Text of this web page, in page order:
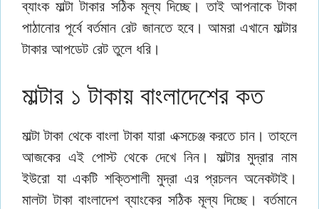
ব্যাংক মাল্টা টাকার সঠিক মূল্য দিচ্ছে। তাই আপনাকে টাকা
পাঠানোর পূর্বে বর্তমান রেট জানতে হবে। আমরা এখানে মাল্টার
টাকার আপডেট রেট তুলে ধরি।
মাল্টার ১ টাকায় বাংলাদেশের কত
মাল্টা টাকা থেকে বাংলা টাকা যারা এক্সচেঞ্জ করতে চান। তাহলে
আজকের এই পোস্ট থেকে দেখে নিন। মাল্টার মুদ্রার নাম
ইউরো যা একটি শক্তিশালী মুদ্রা এর প্রচলন অনেকটাই।
মালটা টাকা বাংলাদেশ ব্যাংকের সঠিক মূল্য দিচ্ছে। বর্তমানে